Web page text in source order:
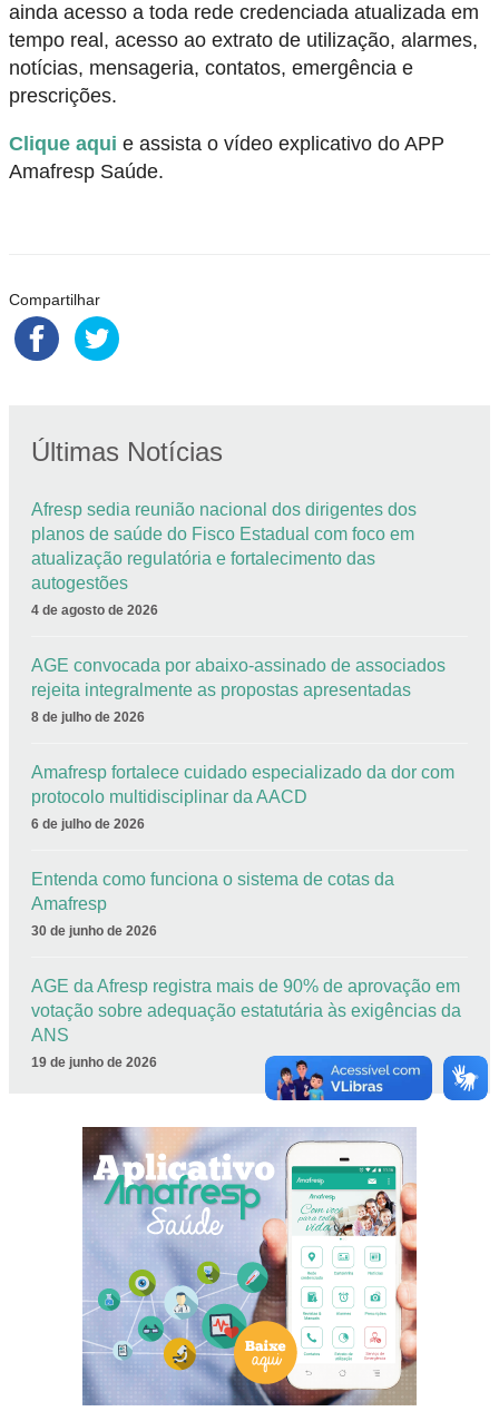
ainda acesso a toda rede credenciada atualizada em
tempo real, acesso ao extrato de utilização, alarmes,
notícias, mensageria, contatos, emergência e
prescrições.
Clique aqui e assista o vídeo explicativo do APP
Amafresp Saúde.
Compartilhar
Últimas Notícias
Afresp sedia reunião nacional dos dirigentes dos
planos de saúde do Fisco Estadual com foco em
atualização regulatória e fortalecimento das
autogestões
4 de agosto de 2026
AGE convocada por abaixo-assinado de associados
rejeita integralmente as propostas apresentadas
8 de julho de 2026
Amafresp fortalece cuidado especializado da dor com
protocolo multidisciplinar da AACD
6 de julho de 2026
Entenda como funciona o sistema de cotas da
Amafresp
30 de junho de 2026
AGE da Afresp registra mais de 90% de aprovação em
votação sobre adequação estatutária às exigências da
ANS
19 de junho de 2026